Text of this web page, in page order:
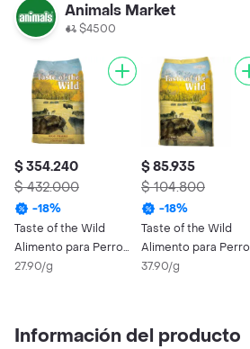
Animals Market
$4500
$ 354.240
$ 432.000
-18%
Taste of the Wild
Alimento para Perro
Alto Prairie Adulto
27.90/g
$ 85.935
$ 104.800
-18%
Taste of the Wild
Alimento para Perro
Adulto High Prairie
37.90/g
Información del producto